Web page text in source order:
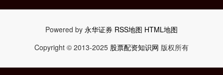
Powered by 永华证券 RSS地图 HTML地图
Copyright © 2013-2025 股票配资知识网 版权所有